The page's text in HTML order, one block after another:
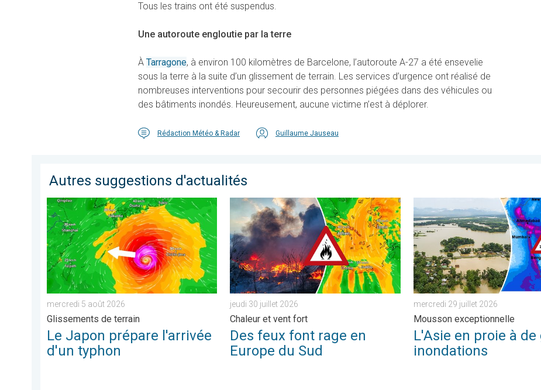
Tous les trains ont été suspendus.
Une autoroute engloutie par la terre
À Tarragone, à environ 100 kilomètres de Barcelone, l’autoroute A-27 a été ensevelie
sous la terre à la suite d’un glissement de terrain. Les services d’urgence ont réalisé de
nombreuses interventions pour secourir des personnes piégées dans des véhicules ou
des bâtiments inondés. Heureusement, aucune victime n’est à déplorer.
Rédaction Météo & Radar Guillaume Jauseau
Autres suggestions d'actualités
Le Japon prépare l'arrivée d'un typhon. Glissements de terrain. . . mercredi 5 août 2026
mercredi 5 août 2026
Glissements de terrain
Le Japon prépare l'arrivée
d'un typhon
Des feux font rage en Europe du Sud. Chaleur et vent fort. . . jeudi 30 juillet
jeudi 30 juillet 2026
Chaleur et vent fort
Des feux font rage en
Europe du Sud
L'Asie en proie à de graves
mercredi 29 juillet 2026
Mousson exceptionnelle
L'Asie en proie à de
inondations